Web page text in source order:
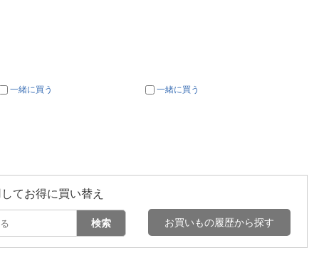
一緒に買う 一緒に買う
てお得に買い替え
検索 お買いもの履歴から探す